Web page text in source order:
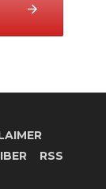
RSS